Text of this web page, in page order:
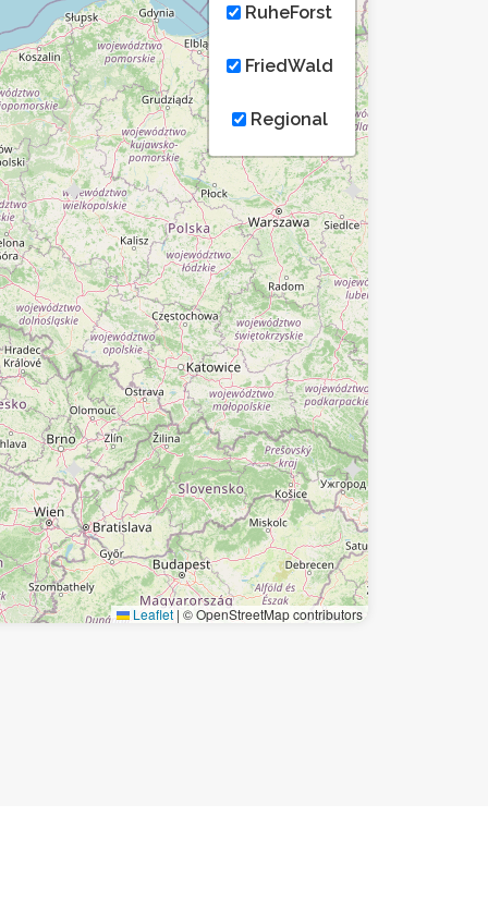
RuheForst
FriedWald
Regional
Leaflet | © OpenStreetMap contributors